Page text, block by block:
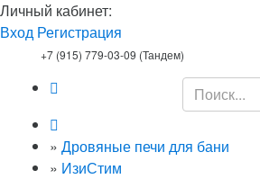
Личный кабинет:
Вход Регистрация
+7 (915) 779-03-09 (Тандем)
» Дровяные печи для бани
» ИзиСтим